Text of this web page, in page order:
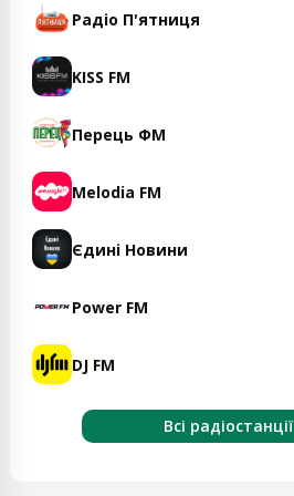
Радіо П'ятниця
KISS FM
Перець ФМ
Melodia FM
Єдині Новини
Power FM
DJ FM
Всі радіостанції